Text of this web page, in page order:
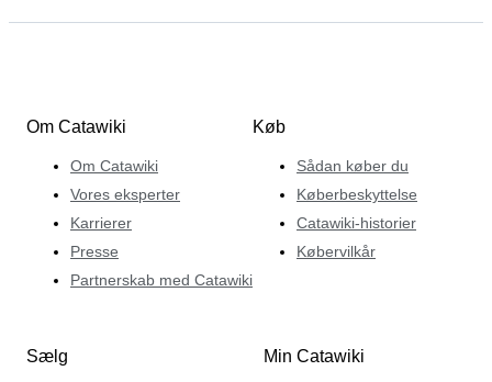
Om Catawiki
Om Catawiki
Vores eksperter
Karrierer
Presse
Partnerskab med Catawiki
Køb
Sådan køber du
Køberbeskyttelse
Catawiki-historier
Købervilkår
Sælg Min Catawiki